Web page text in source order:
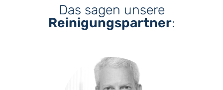
Das sagen unsere
Reinigungspartner: